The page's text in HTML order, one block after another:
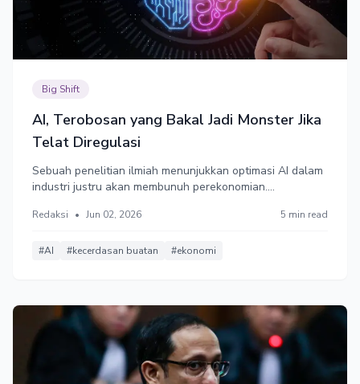
Big Shift
AI, Terobosan yang Bakal Jadi Monster Jika
Telat Diregulasi
Sebuah penelitian ilmiah menunjukkan optimasi AI dalam
industri justru akan membunuh perekonomian.
menciptakan tantangan bagi pemerintah untuk segera
Redaksi • Jun 02, 2026 5 min read
#AI #kecerdasan buatan #ekonomi